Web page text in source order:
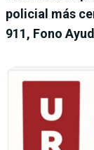
policial más
911, Fono